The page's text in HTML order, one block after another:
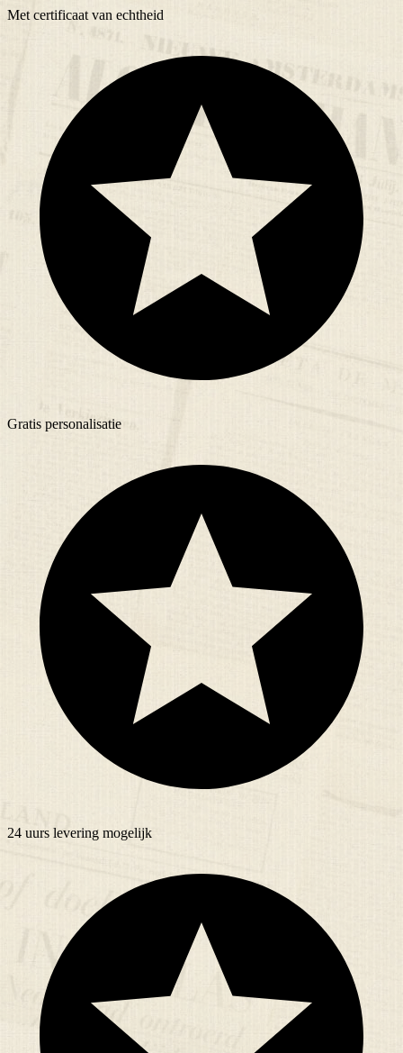
Met certificaat van echtheid
Gratis personalisatie
24 uurs levering mogelijk